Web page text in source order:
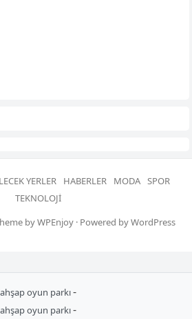
YERLER HABERLER MODA SPOR
TEKNOLOJI
byWPEnjoy · Powered byWordPress
ahşap oyun parkı-
ahşap oyun parkı-